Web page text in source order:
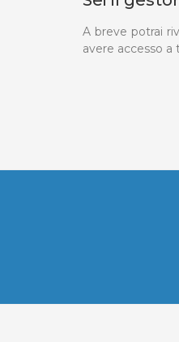
A breve potrai
avere accesso